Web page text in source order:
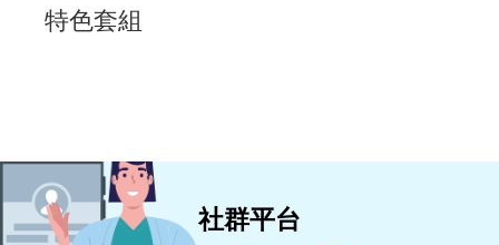
特色套組
社群平台